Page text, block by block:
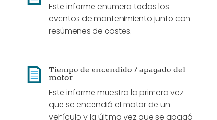
Este informe enumera todos los
eventos de mantenimiento junto con
resúmenes de costes.
Tiempo de encendido / apagado del
motor
Este informe muestra la primera vez
que se encendió el motor de un
vehículo y la última vez que se apagó